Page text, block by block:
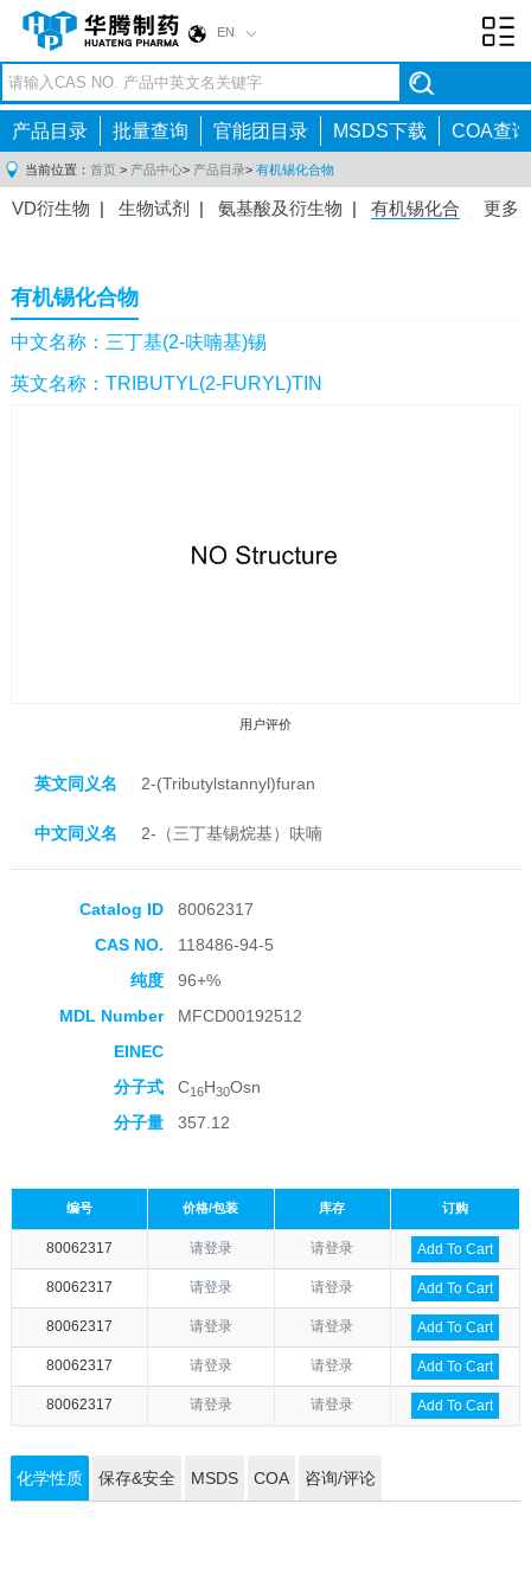
EN
产品目录 批量查询 官能团目录 MSDS下载 COA查询
当前位置： 首页 > 产品中心> 产品目录> 有机锡化合物
更多
VD衍生物 | 生物试剂 | 氨基酸及衍生物 | 有机锡化合
间体|抗高血压药物中间体
感染药物中间体|
体 |抗精神病药物中间体|抗炎药物中间体
药中间体|其他原料药中间体|
有机锡化合物
中文名称：三丁基(2-呋喃基)锡
英文名称：TRIBUTYL(2-FURYL)TIN
用户评价
英文同义名 2-(Tributylstannyl)furan
中文同义名 2-（三丁基锡烷基）呋喃
Catalog ID
80062317
CAS NO.
118486-94-5
纯度
96+%
MDL Number
MFCD00192512
EINEC
分子式
C16H30Osn
分子量
357.12
编号 价格/包装 库存 订购
80062317 请登录 请登录 Add To Cart
80062317 请登录 请登录 Add To Cart
80062317 请登录 请登录 Add To Cart
80062317 请登录 请登录 Add To Cart
80062317 请登录 请登录 Add To Cart
化学性质 保存&安全 MSDS COA 咨询/评论